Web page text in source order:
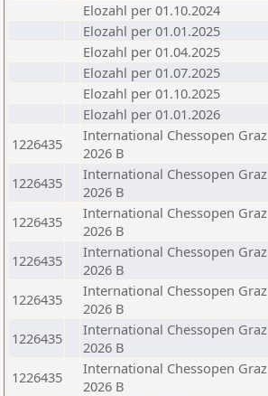
Elozahl per 01.10.2024
Elozahl per 01.01.2025
Elozahl per 01.04.2025
Elozahl per 01.07.2025
Elozahl per 01.10.2025
Elozahl per 01.01.2026
1226435
International Chessopen Graz
2026 B
1226435
International Chessopen Graz
2026 B
1226435
International Chessopen Graz
2026 B
1226435
International Chessopen Graz
2026 B
1226435
International Chessopen Graz
2026 B
1226435
International Chessopen Graz
2026 B
1226435
International Chessopen Graz
2026 B